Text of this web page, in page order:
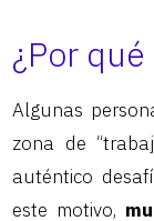
¿Por
Algunas
zona de
auténtico
este motivo,